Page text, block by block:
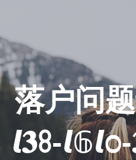
落户问
𝙡𝟑ꖉ-